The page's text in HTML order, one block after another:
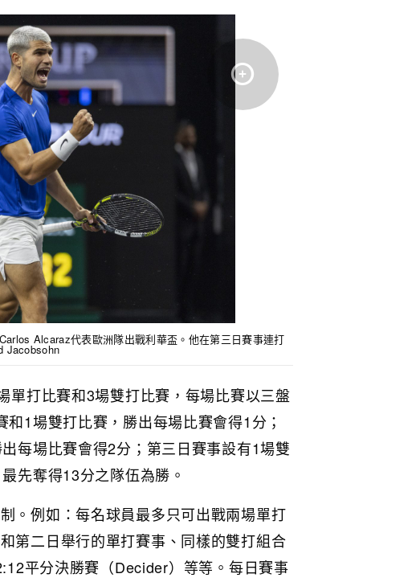
Alcaraz代表歐洲隊出戰利華盃。他在第三日賽事連打
Jacobsohn
單打比賽和3場雙打比賽，每場比賽以三盤
1場雙打比賽，勝出每場比賽會得1分；
每場比賽會得2分；第三日賽事設有1場雙
先奪得13分之隊伍為勝。
。例如：每名球員最多只可出戰兩場單打
第二日舉行的單打賽事、同樣的雙打組合
平分決勝賽（Decider）等等。每日賽事